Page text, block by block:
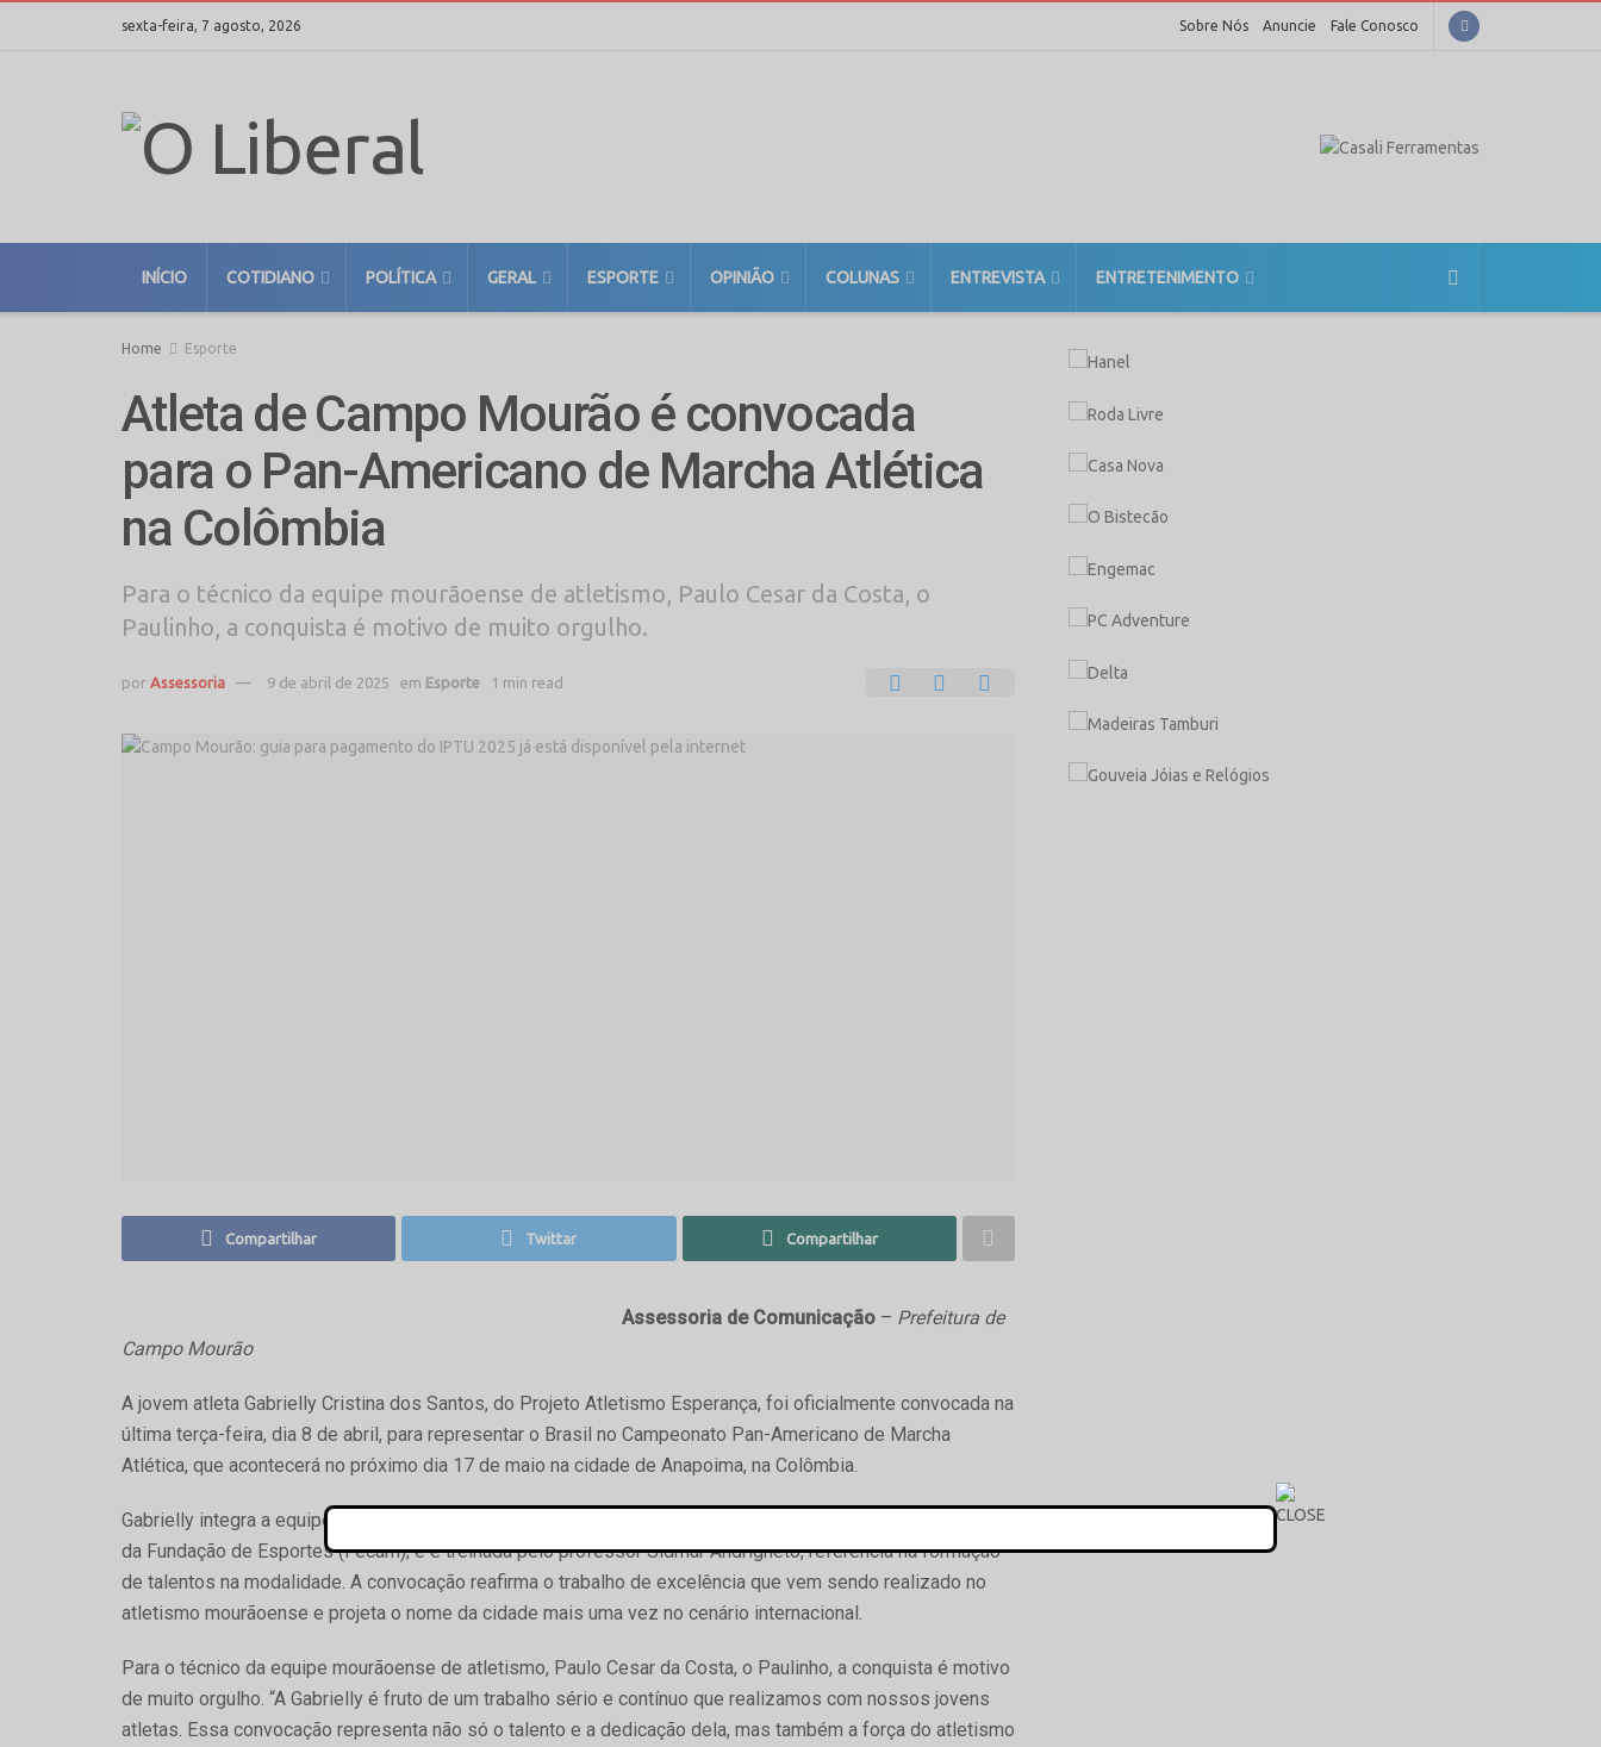
sexta-feira, 7 agosto, 2026 Sobre Nós Anuncie Fale Conosco
INÍCIO COTIDIANO POLÍTICA GERAL ESPORTE OPINIÃO COLUNAS ENTREVISTA ENTRETENIMENTO
Home Esporte
Atleta de Campo Mourão é convocada
para o Pan-Americano de Marcha Atlética
na Colômbia
Para o técnico da equipe mourãoense de atletismo, Paulo Cesar da Costa, o
Paulinho, a conquista é motivo de muito orgulho.
por Assessoria 9 de abril de 2025 em Esporte 1 min read
Compartilhar Twittar Compartilhar
Assessoria de Comunicação – Prefeitura de
Campo Mourão
A jovem atleta Gabrielly Cristina dos Santos, do Projeto Atletismo Esperança, foi oficialmente convocada na
última terça-feira, dia 8 de abril, para representar o Brasil no Campeonato Pan-Americano de Marcha
Atlética, que acontecerá no próximo dia 17 de maio na cidade de Anapoima, na Colômbia.
Gabrielly integra a equipe IACM/FECAM/ASSERCAM, mantida pela Prefeitura de Campo Mourão, por meio
da Fundação de Esportes (Fecam); e é treinada pelo professor Sidmar Andrigheto, referência na formação
de talentos na modalidade. A convocação reafirma o trabalho de excelência que vem sendo realizado no
atletismo mourãoense e projeta o nome da cidade mais uma vez no cenário internacional.
Para o técnico da equipe mourãoense de atletismo, Paulo Cesar da Costa, o Paulinho, a conquista é motivo
de muito orgulho. “A Gabrielly é fruto de um trabalho sério e contínuo que realizamos com nossos jovens
atletas. Essa convocação representa não só o talento e a dedicação dela, mas também a força do atletismo